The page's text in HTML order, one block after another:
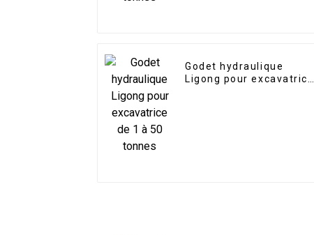
Godet hydraulique
Ligong pour excavatrice